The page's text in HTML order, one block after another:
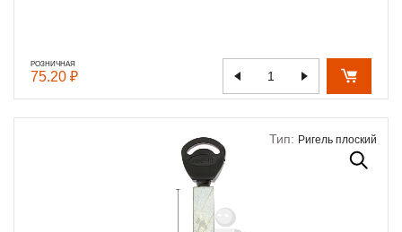
РОЗНИЧНАЯ
75.20 ₽
Тип: Ригель плоский